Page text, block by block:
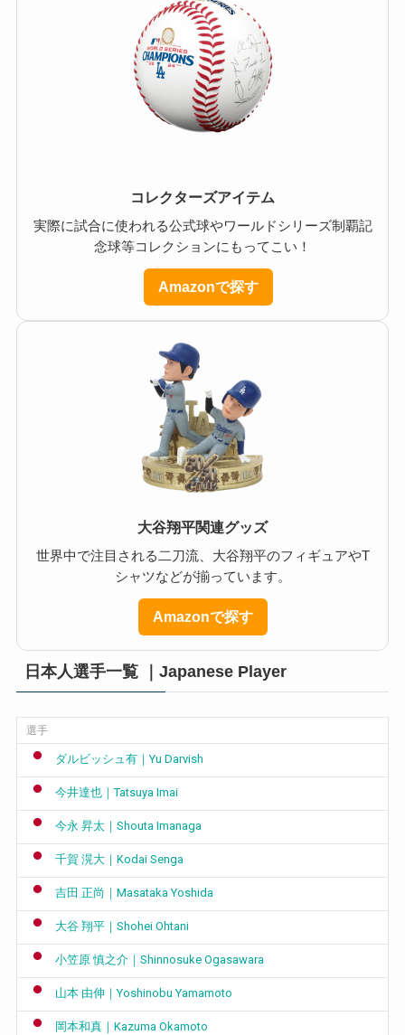
コレクターズアイテム
実際に試合に使われる公式球やワールドシリーズ制覇記
念球等コレクションにもってこい！
Amazonで探す
大谷翔平関連グッズ
世界中で注目される二刀流、大谷翔平のフィギュアやT
シャツなどが揃っています。
Amazonで探す
日本人選手一覧 ｜Japanese Player
選手
ダルビッシュ有｜Yu Darvish
今井達也｜Tatsuya Imai
今永 昇太｜Shouta Imanaga
千賀 滉大｜Kodai Senga
吉田 正尚｜Masataka Yoshida
大谷 翔平｜Shohei Ohtani
小笠原 慎之介｜Shinnosuke Ogasawara
山本 由伸｜Yoshinobu Yamamoto
岡本和真｜Kazuma Okamoto